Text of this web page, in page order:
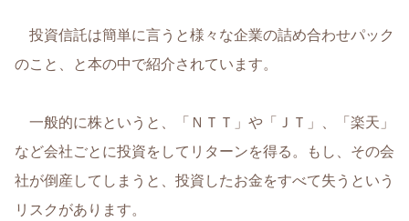
投資信託は簡単に言うと様々な企業の詰め合わせパック
のこと、と本の中で紹介されています。
一般的に株というと、「ＮＴＴ」や「ＪＴ」、「楽天」
など会社ごとに投資をしてリターンを得る。もし、その会
社が倒産してしまうと、投資したお金をすべて失うという
リスクがあります。